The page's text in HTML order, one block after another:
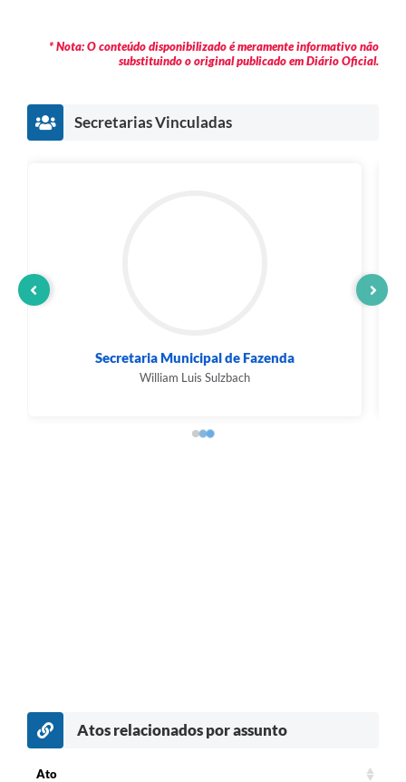
* Nota: O conteúdo disponibilizado é meramente informativo não
substituindo o original publicado em Diário Oficial.
Secretarias Vinculadas
GABINETE DO PREFEITO
MOISES FERREIRA DE JESUS
Atos relacionados por assunto
Ato